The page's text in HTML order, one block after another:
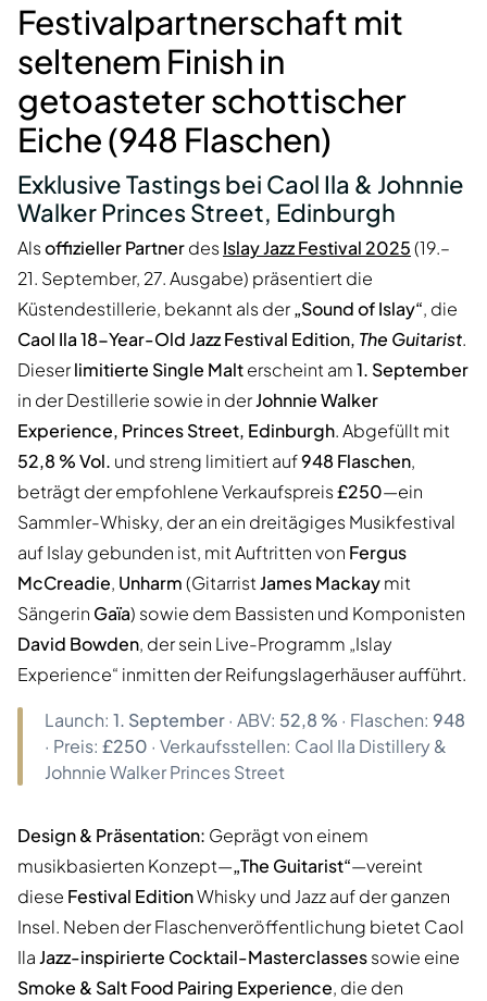
Festivalpartnerschaft mit
seltenem Finish in
getoasteter schottischer
Eiche (948 Flaschen)
Exklusive Tastings bei Caol Ila & Johnnie
Walker Princes Street, Edinburgh
Alsoffizieller PartnerdesIslay Jazz Festival 2025(19.–
21. September, 27. Ausgabe) präsentiert die
Küstendestillerie, bekannt als der„Sound of Islay“, die
Caol Ila 18-Year-Old Jazz Festival Edition, The Guitarist.
Dieserlimitierte Single Malterscheint am1. September
in der Destillerie sowie in derJohnnie Walker
Experience, Princes Street, Edinburgh. Abgefüllt mit
52,8 % Vol. und streng limitiert auf948 Flaschen,
beträgt der empfohlene Verkaufspreis£250—ein
Sammler-Whisky, der an ein dreitägiges Musikfestival
auf Islay gebunden ist, mit Auftritten von Fergus
McCreadie, Unharm(GitarristJames Mackaymit
Sängerin Gaïa) sowie dem Bassisten und Komponisten
David Bowden, der sein Live-Programm „Islay
Experience“ inmitten der Reifungslagerhäuser aufführt.
Launch: 1. September· ABV: 52,8 % · Flaschen: 948
· Preis: £250 · Verkaufsstellen: Caol Ila Distillery &
Johnnie Walker Princes Street
Design & Präsentation: Geprägt von einem
musikbasierten Konzept—„The Guitarist“—vereint
diese Festival EditionWhisky und Jazz auf der ganzen
Insel. Neben der Flaschenveröffentlichung bietet Caol
IlaJazz-inspirierte Cocktail-Masterclassessowie eine
Smoke & Salt Food Pairing Experience, die den